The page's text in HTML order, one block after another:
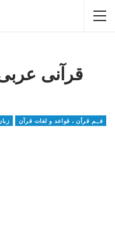
قرآنی
فہم قرآن ، قواعد و لغات قرآن